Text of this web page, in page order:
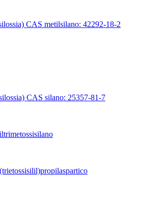
CAS metilsilano: 42292-18-2
CAS silano: 25357-81-7